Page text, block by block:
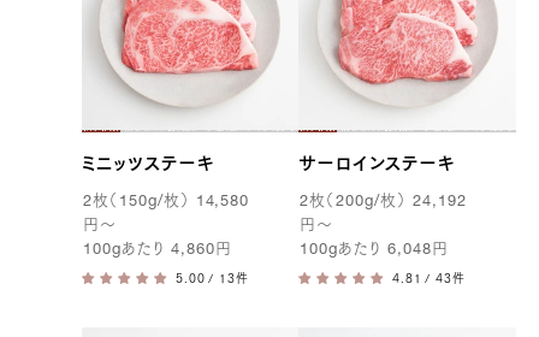
ミニッツステーキ
2枚（ 150g/枚）
14,580
円 〜
100gあたり 4,860 円
/ 13件
サーロインステーキ
2枚（200g/枚） 24,192
円 〜
100gあたり6,048 円
/ 43件